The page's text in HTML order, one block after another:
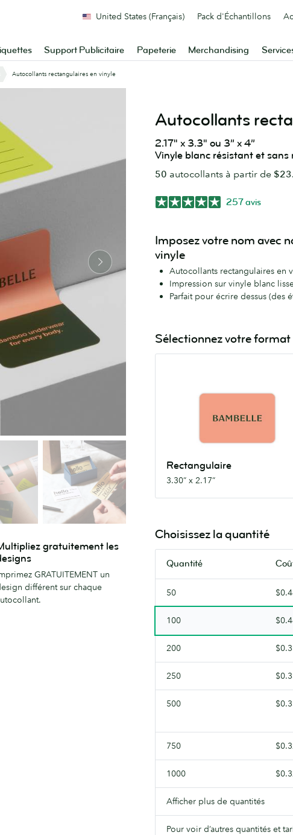
Support Publicitaire Papeterie Merchandising
United States (Français) Pack d'Échantillons
Autocollants rectangulaires en vinyle
gratuitement les
GRATUITEMENT un
différent sur chaque
Autocollants
2.17" x 3.3" ou 3” x 4”
Vinyle blanc résistant et sans
50 autocollants à partir de
257 avis
Imposez votre nom avec
vinyle
Autocollants rectangulaires en
Impression sur vinyle blanc
Parfait pour écrire dessus (des
Sélectionnez votre format
Rectangulaire
3.30” x 2.17”
Choisissez la quantité
Quantité
50
100
200
250
500
750
1000
Afficher plus de quantités
Pour voir d’autres quantités et